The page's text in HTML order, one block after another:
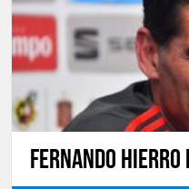
Fernando Hierro